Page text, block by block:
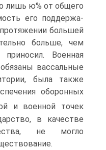
лишь ю% от общего
его поддержа­
большей
больше, чем
Военная
вассальные
была также
оборонных
и во­енной точек
в качестве
не могло